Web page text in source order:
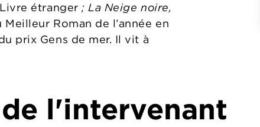
étranger ;La Neige noire,
Meilleur Roman de l’année en
prix Gens de mer. Il vit à
l'intervenant